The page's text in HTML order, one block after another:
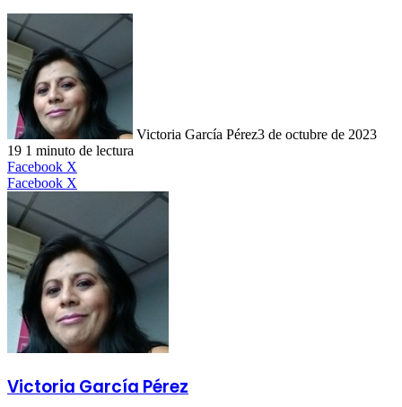
Victoria García Pérez3 de octubre de 2023
19 1 minuto de lectura
Facebook X
Facebook X
electrónico
Victoria García Pérez